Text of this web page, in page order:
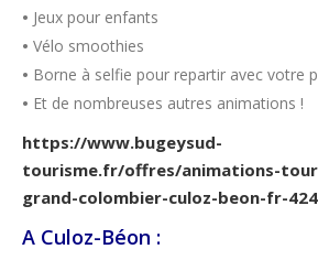
• Jeux pour enfants
• Vélo smoothies
• Borne à selfie pour repartir avec votre
• Et de nombreuses autres animations !
https://www.bugeysud-
tourisme.fr/offres/animations-
grand-colombier-culoz-beon-fr-
A Culoz-Béon :